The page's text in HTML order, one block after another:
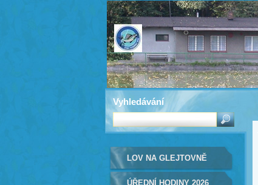
LOV NA GLEJTOVNĚ
2026
ÚŘEDNÍ HODINY 2026
Vyhledávání